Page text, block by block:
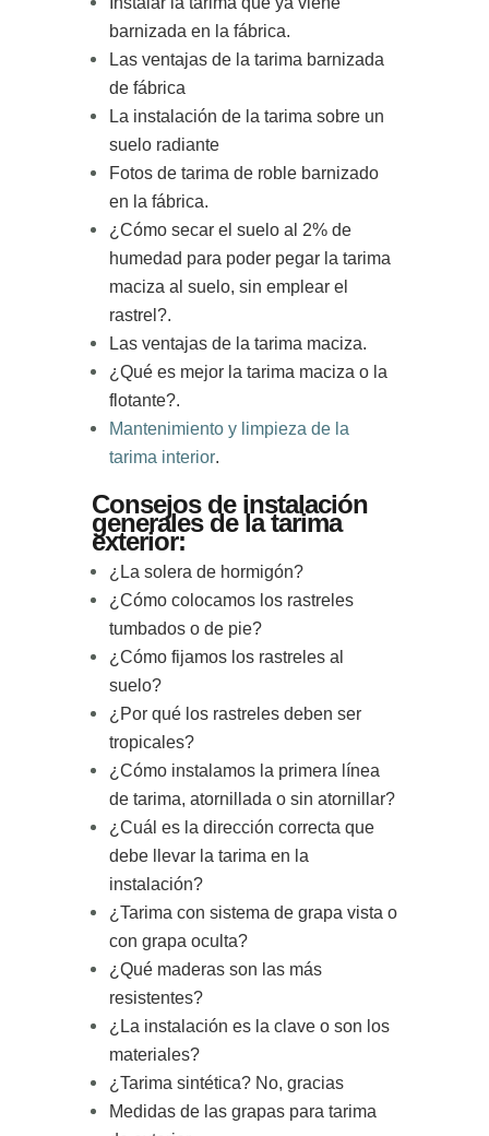
barnizada en la fábrica.
Las ventajas de la tarima barnizada
de fábrica
La instalación de la tarima sobre un
suelo radiante
Fotos de tarima de roble barnizado
en la fábrica.
¿Cómo secar el suelo al 2% de
humedad para poder pegar la tarima
maciza al suelo, sin emplear el
rastrel?.
Las ventajas de la tarima maciza.
¿Qué es mejor la tarima maciza o la
flotante?.
Mantenimiento y limpieza de la
tarima interior.
Consejos de instalación
generales de la tarima
exterior:
¿La solera de hormigón?
¿Cómo colocamos los rastreles
tumbados o de pie?
¿Cómo fijamos los rastreles al
suelo?
¿Por qué los rastreles deben ser
tropicales?
¿Cómo instalamos la primera línea
de tarima, atornillada o sin atornillar?
¿Cuál es la dirección correcta que
debe llevar la tarima en la
instalación?
¿Tarima con sistema de grapa vista o
con grapa oculta?
¿Qué maderas son las más
resistentes?
¿La instalación es la clave o son los
materiales?
¿Tarima sintética? No, gracias
Medidas de las grapas para tarima